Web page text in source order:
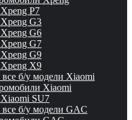
P7
G3
G6
G7
G9
X9
б/у модели Xiaomi
Xiaomi
SU7
все б/у модели GAC